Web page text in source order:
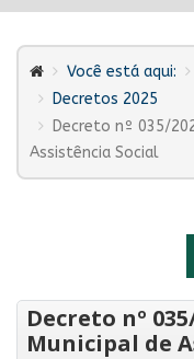
Você está aqui:
Decretos 2025
Decreto nº 035/
Assistência Social
Decreto nº
Municipal de